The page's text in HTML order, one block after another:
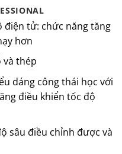
điện tử: chức năng tăng
hơn
và thép
dáng công thái học với
điều khiển tốc độ
sâu điều chỉnh được và